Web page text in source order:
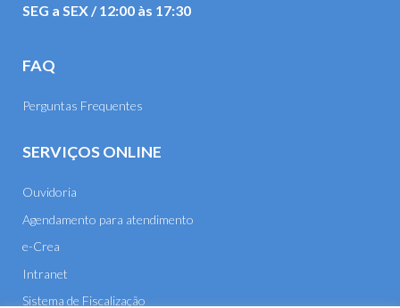
SEG a SEX / 12:00 às 17:30
FAQ
Perguntas Frequentes
SERVIÇOS ONLINE
Ouvidoria
Agendamento para atendimento
e-Crea
Intranet
Sistema de Fiscalização